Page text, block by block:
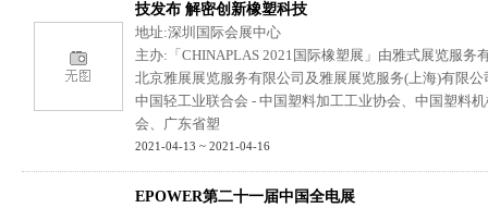
技发布 解密创新橡塑科技
地址:深圳国际会展中心
主办:「CHINAPLAS 2021国际橡塑展」由雅式展览服务
北京雅展展览服务有限公司及雅展展览服务(上海)有限公
中国轻工业联合会 - 中国塑料加工工业协会、中国塑料
会、广东省塑
2021-04-13 ~ 2021-04-16
EPOWER第二十一届中国全电展